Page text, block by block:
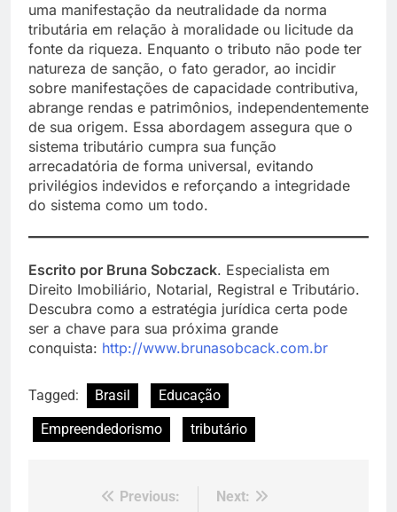
uma manifestação da neutralidade da norma
tributária em relação à moralidade ou licitude da
fonte da riqueza. Enquanto o tributo não pode ter
natureza de sanção, o fato gerador, ao incidir
sobre manifestações de capacidade contributiva,
abrange rendas e patrimônios, independentemente
de sua origem. Essa abordagem assegura que o
sistema tributário cumpra sua função
arrecadatória de forma universal, evitando
privilégios indevidos e reforçando a integridade
do sistema como um todo.
Escrito por Bruna Sobczack. Especialista em
Direito Imobiliário, Notarial, Registral e Tributário.
Descubra como a estratégia jurídica certa pode
ser a chave para sua próxima grande
conquista: http://www.brunasobcack.com.br
Tagged: Brasil
Educação
Empreendedorismo
tributário
Navegação
Previous: Next: